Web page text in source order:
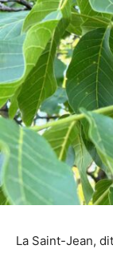
La Saint-Jean,